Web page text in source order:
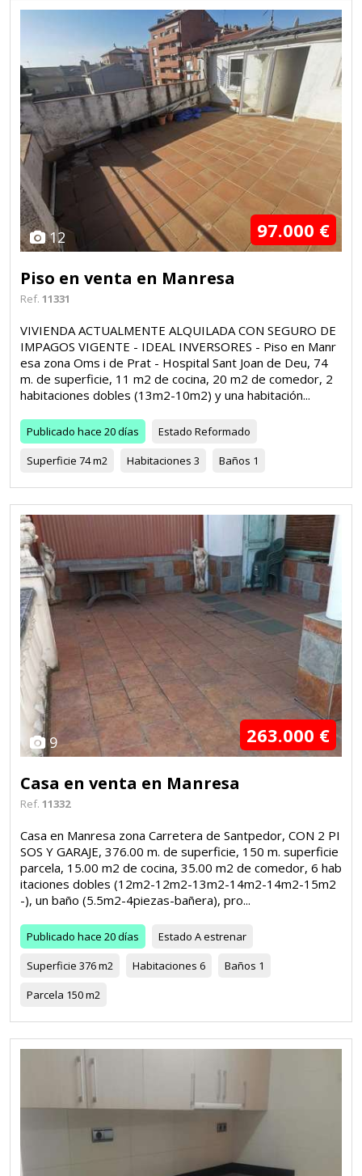
12 97.000 €
Piso en venta en Manresa
Ref. 11331
VIVIENDA ACTUALMENTE ALQUILADA CON SEGURO DE
IMPAGOS VIGENTE - IDEAL INVERSORES - Piso en Manr
esa zona Oms i de Prat - Hospital Sant Joan de Deu, 74
m. de superficie, 11 m2 de cocina, 20 m2 de comedor, 2
habitaciones dobles (13m2-10m2) y una habitación...
Publicado hace 20 días Estado Reformado
Superficie 74 m2 Habitaciones 3 Baños 1
9 263.000 €
Casa en venta en Manresa
Ref. 11332
Casa en Manresa zona Carretera de Santpedor, CON 2 PI
SOS Y GARAJE, 376.00 m. de superficie, 150 m. superficie
parcela, 15.00 m2 de cocina, 35.00 m2 de comedor, 6 hab
itaciones dobles (12m2-12m2-13m2-14m2-14m2-15m2
-), un baño (5.5m2-4piezas-bañera), pro...
Publicado hace 20 días Estado A estrenar
Superficie 376 m2 Habitaciones 6 Baños 1
Parcela 150 m2